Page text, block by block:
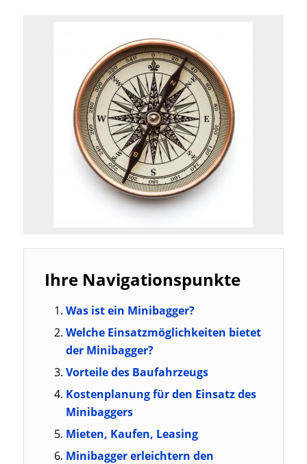
Ihre Navigationspunkte
Was ist ein Minibagger?
Welche Einsatzmöglichkeiten bietet
der Minibagger?
Vorteile des Baufahrzeugs
Kostenplanung für den Einsatz des
Minibaggers
Mieten, Kaufen, Leasing
Minibagger erleichtern den